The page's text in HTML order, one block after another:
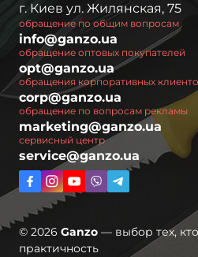
г. Киев ул. Жилянская, 75
обращение по общим вопросам
info@ganzo.ua
обращение оптовых покупателей
opt@ganzo.ua
обращения корпоративных
corp@ganzo.ua
обращение по вопросам рекламы
marketing@ganzo.ua
сервисный центр
service@ganzo.ua
© 2026 Ganzo — выбор тех,
практичность